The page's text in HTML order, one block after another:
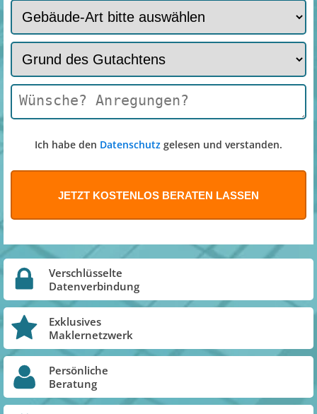
Ich habe den Datenschutz gelesen und verstanden.
Verschlüsselte
Datenverbindung
Exklusives
Maklernetzwerk
Persönliche
Beratung